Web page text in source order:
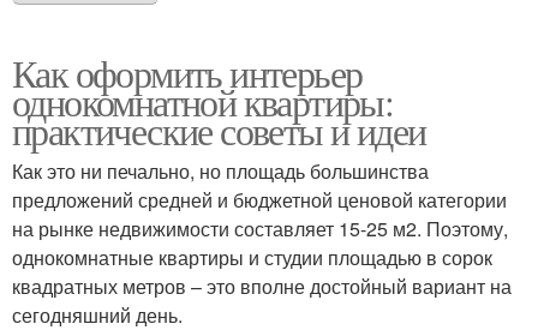
Как оформить интерьер
однокомнатной квартиры:
практические советы и идеи
Как это ни печально, но площадь большинства
предложений средней и бюджетной ценовой категории
на рынке недвижимости составляет 15-25 м2. Поэтому,
однокомнатные квартиры и студии площадью в сорок
квадратных метров – это вполне достойный вариант на
сегодняшний день.